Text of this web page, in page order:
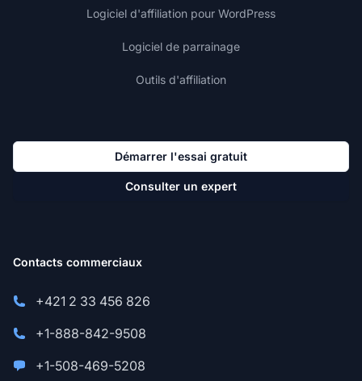
Logiciel d'affiliation pour WordPress
Logiciel de parrainage
Outils d'affiliation
Démarrer l'essai gratuit
Consulter un expert
Contacts commerciaux
+421 2 33 456 826
+1-888-842-9508
+1-508-469-5208